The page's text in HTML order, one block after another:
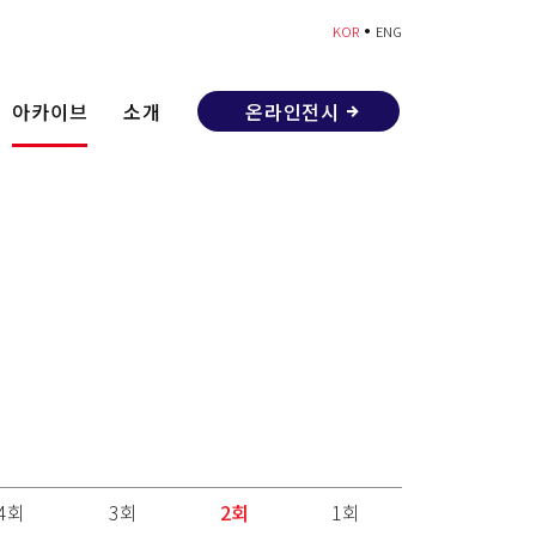
KOR • ENG
아카이브 소개 온라인전시
회 3회 2회 1회